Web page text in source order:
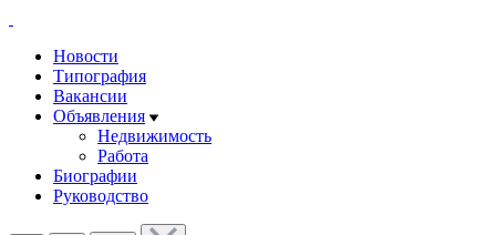
Новости
Типография
Вакансии
Объявления
Недвижимость
Работа
Биографии
Руководство